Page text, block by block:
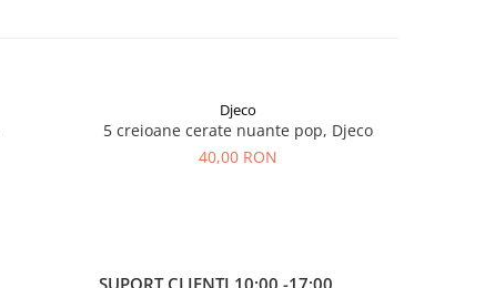
Djeco
5 creioane cerate nuante pop, Djeco
40,00 RON
SUPORT CLIENTI 10:00 -17:00